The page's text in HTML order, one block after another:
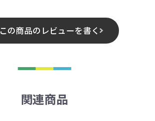
この商品のレビューを書く
関連商品